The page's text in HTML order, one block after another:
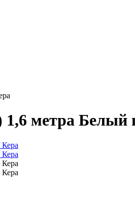
метра Белый